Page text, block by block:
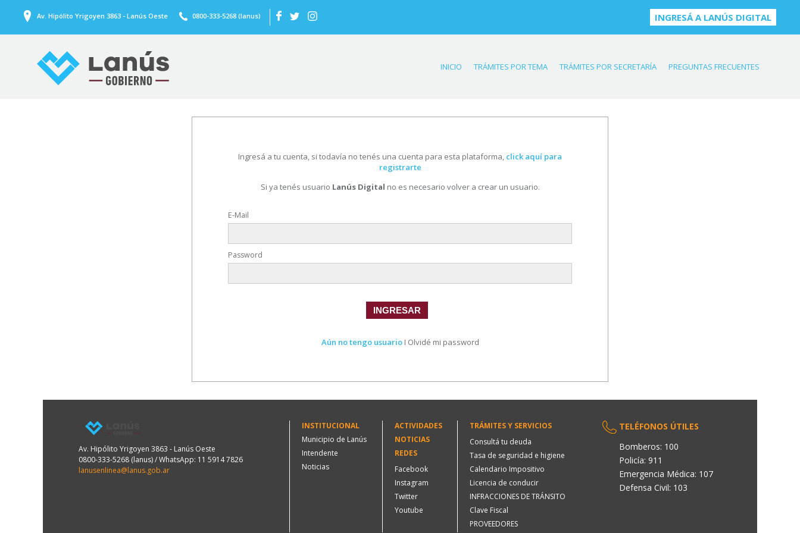
Av. Hipólito Yrigoyen 3863 - Lanús Oeste 0800-333-5268 (lanus) INGRESÁ A LANÚS DIGITAL
INICIO TRÁMITES POR TEMA TRÁMITES POR SECRETARÍA PREGUNTAS FRECUENTES
Ingresá a tu cuenta, si todavía no tenés una cuenta para esta plataforma, click aquí para
registrarte
Si ya tenés usuario Lanús Digital no es necesario volver a crear un usuario.
E-Mail
Password
INGRESAR
Aún no tengo usuarioI Olvidé mi password
Av. Hipólito Yrigoyen 3863 - Lanús Oeste
0800-333-5268 (lanus) / WhatsApp: 11 5914 7826
lanusenlinea@lanus.gob.ar
INSTITUCIONAL
Municipio de Lanús
Intendente
Noticias
ACTIVIDADES
NOTICIAS
REDES
Facebook
Instagram
Twitter
Youtube
TRÁMITES Y SERVICIOS
Consultá tu deuda
Tasa de seguridad e higiene
Calendario Impositivo
Licencia de conducir
INFRACCIONES DE TRÁNSITO
Clave Fiscal
PROVEEDORES
TELÉFONOS ÚTILES
Bomberos: 100
Policía: 911
Emergencia Médica: 107
Defensa Civil: 103